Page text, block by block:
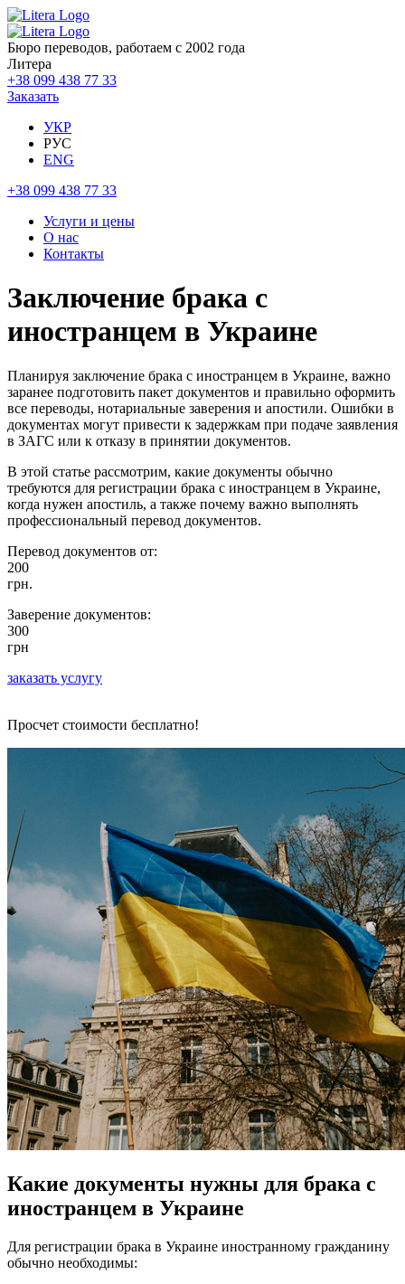
Бюро переводов, работаем с 2002 года
Литера
+38 099 438 77 33
Заказать
УКР
РУС
ENG
+38 099 438 77 33
Услуги и цены
О нас
Контакты
Заключение брака с
иностранцем в Украине
Планируя заключение брака с иностранцем в Украине, важно
заранее подготовить пакет документов и правильно оформить
все переводы, нотариальные заверения и апостили. Ошибки в
документах могут привести к задержкам при подаче заявления
в ЗАГС или к отказу в принятии документов.
В этой статье рассмотрим, какие документы обычно
требуются для регистрации брака с иностранцем в Украине,
когда нужен апостиль, а также почему важно выполнять
профессиональный перевод документов.
Перевод документов от:
200
грн.
Заверение документов:
300
грн
заказать услугу
Просчет стоимости бесплатно!
Какие документы нужны для брака с
иностранцем в Украине
Для регистрации брака в Украине иностранному гражданину
обычно необходимы: